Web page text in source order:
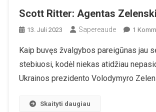
Scott Ritter: Agentas
13. Juli 2023 Sapereaude 1
Kaip buvęs žvalgybos pareigūnas jau
stebiuosi, kodėl niekas atidžiau
Ukrainos prezidento Volodymyro
Skaityti daugiau